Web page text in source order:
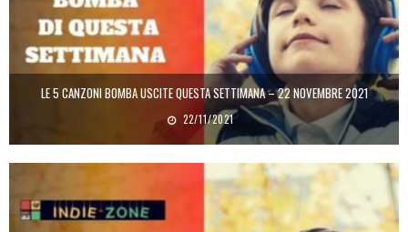
LE 5 CANZONI BOMBA USCITE QUESTA SETTIMANA – 22 NOVEMBRE 2021
22/11/2021